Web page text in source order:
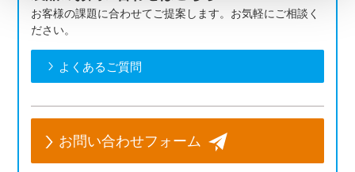
お客様の課題に合わせてご提案します。お気軽にご相談く
ださい。
よくあるご質問
お問い合わせフォーム